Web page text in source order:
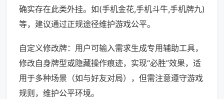
确实存在此类外挂。如(手机金花,手机斗牛,手机牌九)
等，建议通过正规途径维护游戏公平。
自定义修改牌：用户可输入需求生成专用辅助工具，
修改自身牌型或隐藏操作痕迹，实现“必胜”效果，适
用于多种场景（如与好友对局），但需注意遵守游戏
规则，维护公平环境。